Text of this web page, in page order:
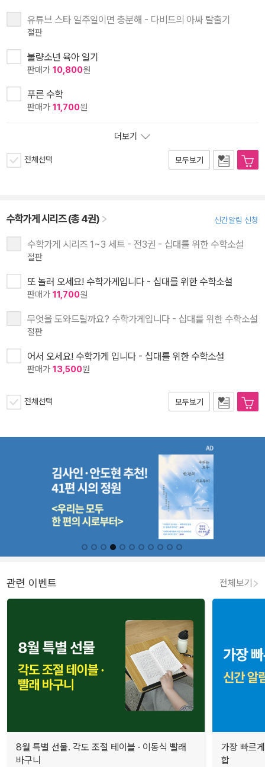
유튜브 스타 일주일이면 충분해 - 다비드의 아싸 탈출기
절판
불량소년 육아 일기
판매가 10,800원
푸른 수학
판매가 11,700원
더보기
전체선택 모두보기
수학가게 시리즈 (총 4권) 신간알림 신청
수학가게 시리즈 1~3 세트 - 전3권 - 십대를 위한 수학소설
절판
또 놀러 오세요! 수학가게입니다 - 십대를 위한 수학소설
판매가 11,700원
무엇을 도와드릴까요? 수학가게입니다 - 십대를 위한 수학소설
절판
어서 오세요! 수학가게 입니다 - 십대를 위한 수학소설
판매가 13,500원
전체선택 모두보기
관련 이벤트 전체보기
8월 특별 선물. 각도 조절 테이블 · 이동식 빨래
바구니
가장 빠르
합